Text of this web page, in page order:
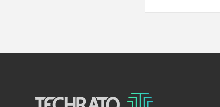
تکراتو – زندگی با تکنولوژی